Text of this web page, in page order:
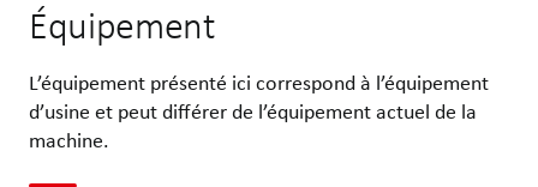
Équipement
L’équipement présenté ici correspond à l’équipement
d’usine et peut différer de l’équipement actuel de la
machine.